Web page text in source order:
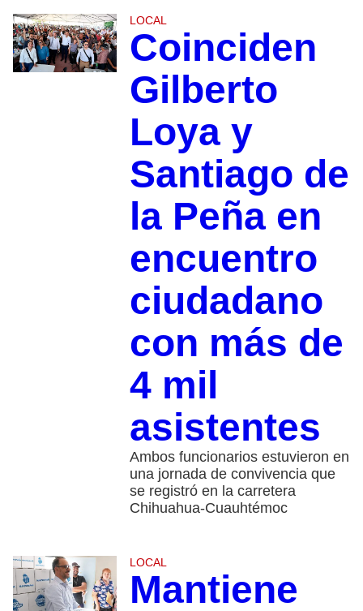
LOCAL
Coinciden
Gilberto
Loya y
Santiago de
la Peña en
encuentro
ciudadano
con más de
4 mil
asistentes
Ambos funcionarios estuvieron en
una jornada de convivencia que
se registró en la carretera
Chihuahua-Cuauhtémoc
LOCAL
Mantiene